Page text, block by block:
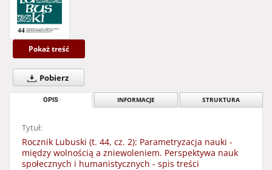
Pokaż treść
Pobierz
OPIS INFORMACJE STRUKTURA
Tytuł:
Rocznik Lubuski (t. 44, cz. 2): Parametryzacja nauki -
między wolnością a zniewoleniem. Perspektywa nauk
społecznych i humanistycznych - spis treści